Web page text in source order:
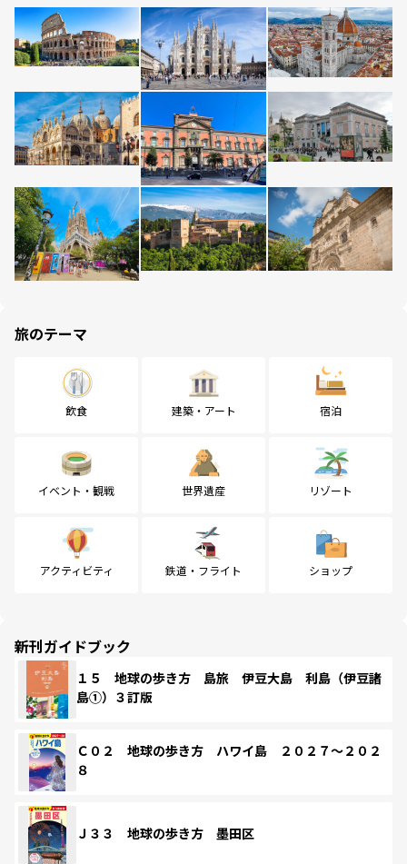
旅のテーマ
飲食 建築・アート 宿泊
イベント・観戦 世界遺産 リゾート
アクティビティ 鉄道・フライト ショップ
新刊ガイドブック
１５ 地球の歩き方 島旅 伊豆大島 利島（伊豆諸
島①）３訂版
Ｃ０２ 地球の歩き方 ハワイ島 ２０２７～２０２
８
Ｊ３３ 地球の歩き方 墨田区